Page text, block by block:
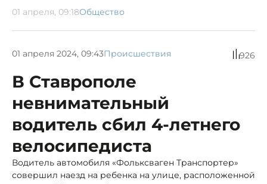
01 апреля, 09:18Общество
01 апреля 2024, 09:43Происшествия 926
В Ставрополе
невнимательный
водитель сбил 4-летнего
велосипедиста
Водитель автомобиля «Фольксваген Транспортер»
совершил наезд на ребенка на улице, расположенной